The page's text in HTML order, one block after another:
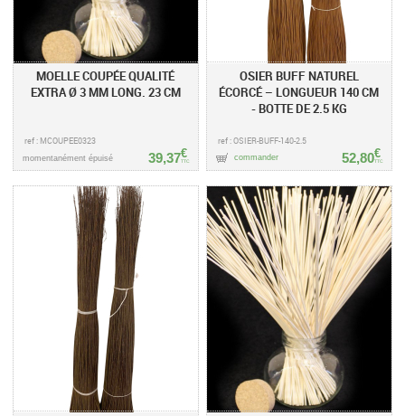
MOELLE COUPÉE QUALITÉ
EXTRA Ø 3 MM LONG. 23 CM
ref : MCOUPEE0323
39,37€
TTC
momentanément épuisé
OSIER BUFF NATUREL
ÉCORCÉ – LONGUEUR 140 CM
- BOTTE DE 2.5 KG
ref : OSIER-BUFF-140-2.5
52,80€
TTC
commander